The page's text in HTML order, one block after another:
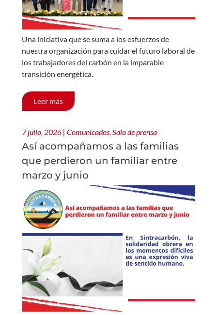
Una iniciativa que se suma a los esfuerzos de
nuestra organización para cuidar el futuro laboral de
los trabajadores del carbón en la imparable
transición energética.
Leer más
7 julio, 2026 | Comunicados Sala de prensa
Así acompañamos a las familias
que perdieron un familiar entre
marzo y junio